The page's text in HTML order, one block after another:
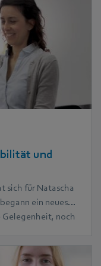
Arbeitsumfeld
und
sich für Natascha
ein neues
noch
Elternzeit ein
mit